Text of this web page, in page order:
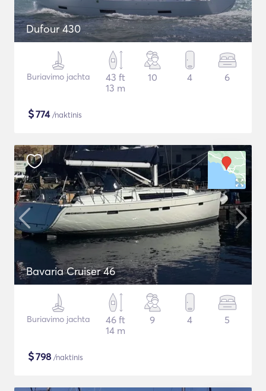
Dufour 430
Buriavimo jachta
43 ft
13 m
10 4 6
$774/naktinis
Bavaria Cruiser 46
Buriavimo jachta
46 ft
14 m
9 4 5
$798 /naktinis